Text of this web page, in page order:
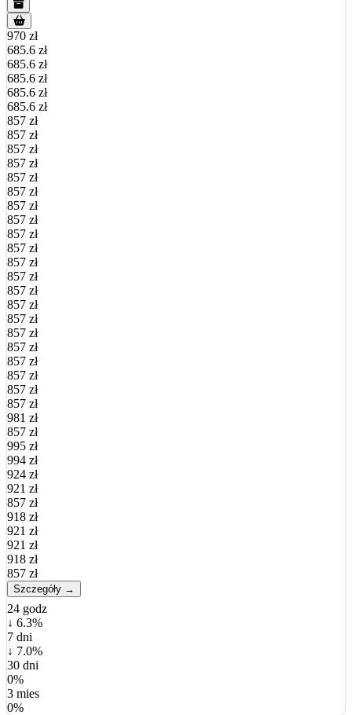
970 zł
685.6 zł
685.6 zł
685.6 zł
685.6 zł
685.6 zł
857 zł
857 zł
857 zł
857 zł
857 zł
857 zł
857 zł
857 zł
857 zł
857 zł
857 zł
857 zł
857 zł
857 zł
857 zł
857 zł
857 zł
857 zł
857 zł
857 zł
857 zł
981 zł
857 zł
995 zł
994 zł
924 zł
921 zł
857 zł
918 zł
921 zł
921 zł
918 zł
857 zł
Szczegóły →
24 godz
↓ 6.3%
7 dni
↓ 7.0%
30 dni
0%
3 mies
0%